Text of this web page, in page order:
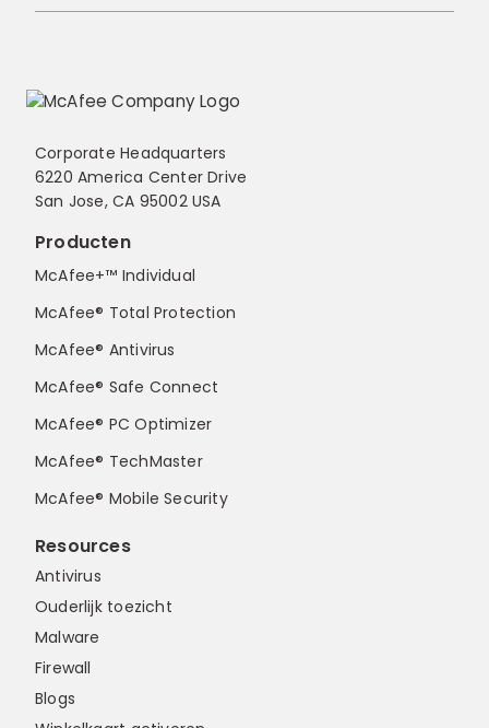
Corporate Headquarters
6220 America Center Drive
San Jose, CA 95002 USA
Producten
McAfee+™ Individual
McAfee® Total Protection
McAfee® Antivirus
McAfee® Safe Connect
McAfee® PC Optimizer
McAfee® TechMaster
McAfee® Mobile Security
Resources
Antivirus
Ouderlijk toezicht
Malware
Firewall
Blogs